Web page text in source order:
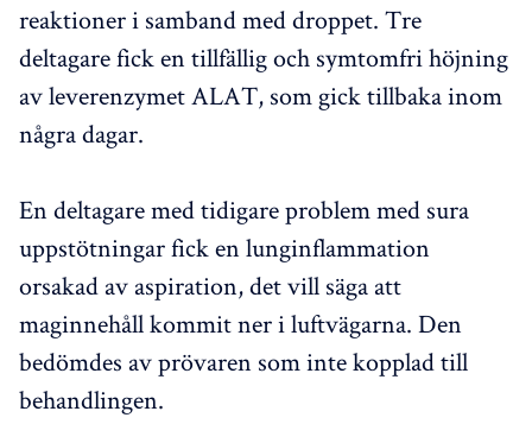
reaktioner i samband med droppet. Tre
deltagare fick en tillfällig och symtomfri höjning
av leverenzymet ALAT, som gick tillbaka inom
några dagar.
En deltagare med tidigare problem med sura
uppstötningar fick en lunginflammation
orsakad av aspiration, det vill säga att
maginnehåll kommit ner i luftvägarna. Den
bedömdes av prövaren som inte kopplad till
behandlingen.